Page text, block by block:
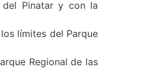
del Pinatar y con la
límites del Parque
Regional de las